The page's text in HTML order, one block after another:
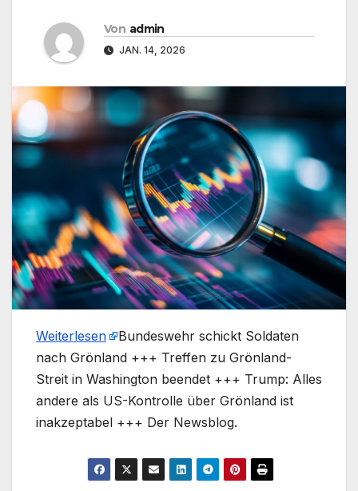
Von admin
JAN. 14, 2026
Weiterlesen
​Bundeswehr schickt Soldaten
nach Grönland +++ Treffen zu Grönland-
Streit in Washington beendet +++ Trump: Alles
andere als US-Kontrolle über Grönland ist
inakzeptabel +++ Der Newsblog.